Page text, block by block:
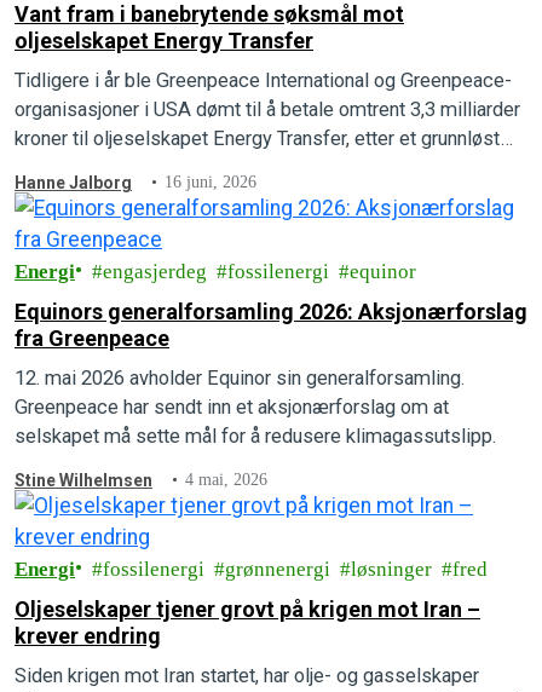
Vant fram i banebrytende søksmål mot
oljeselskapet Energy Transfer
Tidligere i år ble Greenpeace International og Greenpeace-
organisasjoner i USA dømt til å betale omtrent 3,3 milliarder
kroner til oljeselskapet Energy Transfer, etter et grunnløst
vunnet fram i et banebrytende motsøksmål.
Hanne Jalborg 16 juni, 2026
Energi engasjerdeg fossilenergi equinor
Equinors generalforsamling 2026: Aksjonærforslag
fra Greenpeace
12. mai 2026 avholder Equinor sin generalforsamling.
Greenpeace har sendt inn et aksjonærforslag om at
selskapet må sette mål for å redusere klimagassutslipp.
Stine Wilhelmsen 4 mai, 2026
Energi fossilenergi grønnenergi løsninger fred
Oljeselskaper tjener grovt på krigen mot Iran –
krever endring
Siden krigen mot Iran startet, har olje- og gasselskaper